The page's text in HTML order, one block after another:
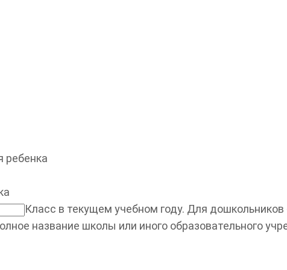
ребенка
Класс в текущем учебном году. Для дошкольников
название школы или иного образовательного